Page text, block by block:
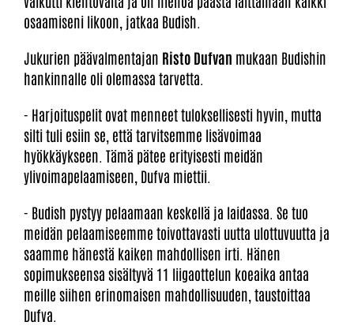
osaamiseni likoon, jatkaa Budish.
Jukurien päävalmentajan Risto Dufvan mukaan Budishin
hankinnalle oli olemassa tarvetta.
- Harjoituspelit ovat menneet tuloksellisesti hyvin, mutta
silti tuli esiin se, että tarvitsemme lisävoimaa
hyökkäykseen. Tämä pätee erityisesti meidän
ylivoimapelaamiseen, Dufva miettii.
- Budish pystyy pelaamaan keskellä ja laidassa. Se tuo
meidän pelaamiseemme toivottavasti uutta ulottuvuutta ja
saamme hänestä kaiken mahdollisen irti. Hänen
sopimukseensa sisältyvä 11 liigaottelun koeaika antaa
meille siihen erinomaisen mahdollisuuden, taustoittaa
Dufva.